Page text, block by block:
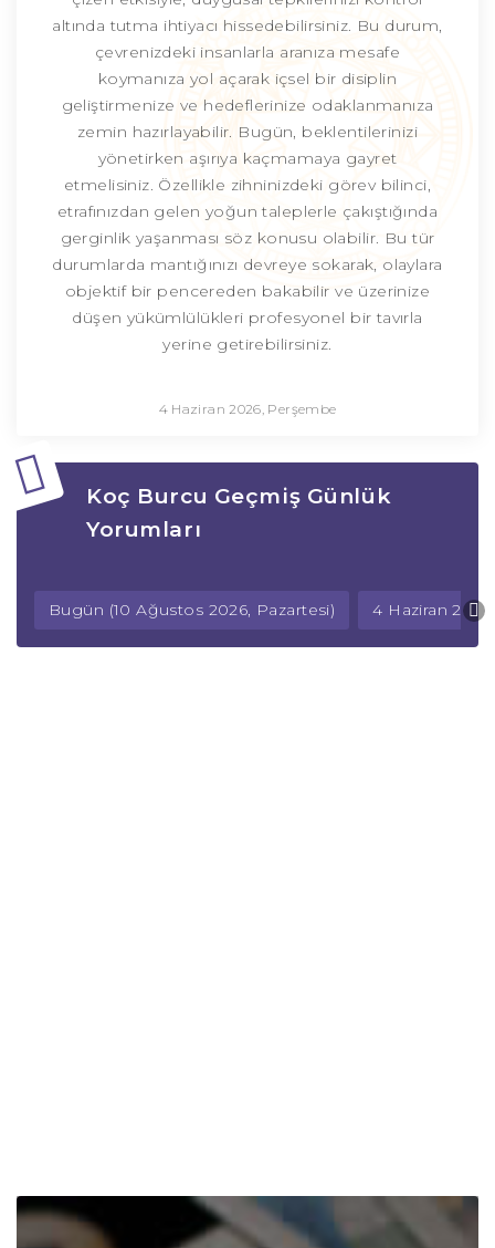
altında tutma ihtiyacı hissedebilirsiniz. Bu durum,
çevrenizdeki insanlarla aranıza mesafe
koymanıza yol açarak içsel bir disiplin
geliştirmenize ve hedeflerinize odaklanmanıza
zemin hazırlayabilir. Bugün, beklentilerinizi
yönetirken aşırıya kaçmamaya gayret
etmelisiniz. Özellikle zihninizdeki görev bilinci,
etrafınızdan gelen yoğun taleplerle çakıştığında
gerginlik yaşanması söz konusu olabilir. Bu tür
durumlarda mantığınızı devreye sokarak, olaylara
objektif bir pencereden bakabilir ve üzerinize
düşen yükümlülükleri profesyonel bir tavırla
yerine getirebilirsiniz.
4 Haziran 2026, Perşembe
Koç Burcu Geçmiş Günlük
Yorumları
Bugün (10 Ağustos 2026, Pazartesi) 4 Haziran